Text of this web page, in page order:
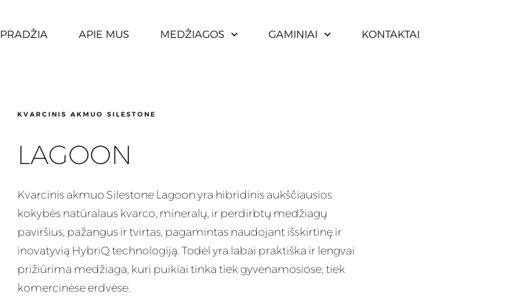
PRADŽIA APIE MUS MEDŽIAGOS GAMINIAI KONTAKTAI
KVARCINIS AKMUO SILESTONE
LAGOON
Kvarcinis akmuo Silestone Lagoon yra hibridinis aukščiausios
kokybės natūralaus kvarco, mineralų, ir perdirbtų medžiagų
paviršius, pažangus ir tvirtas, pagamintas naudojant išskirtinę ir
inovatyvią HybriQ technologiją. Todėl yra labai praktiška ir lengvai
prižiūrima medžiaga, kuri puikiai tinka tiek gyvenamosiose, tiek
komercinėse erdvėse.